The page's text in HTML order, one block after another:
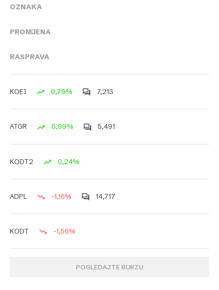
OZNAKA
PROMJENA
RASPRAVA
KOEI 0,79% 7,213
ATGR 0,99% 5,491
KODT2 0,24%
ADPL -1,16% 14,717
KODT -1,56%
POGLEDAJTE BURZU